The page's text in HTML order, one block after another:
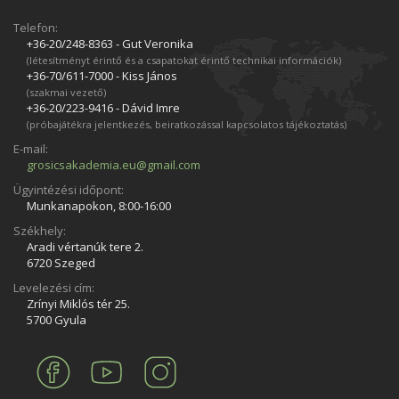
Telefon:
+36-20/248­-8363 - Gut Veronika
(létesítményt érintő és a csapatokat érintő technikai információk)
+36-70/611­-7000 - Kiss János
(szakmai vezető)
+36-20/223­-9416 - Dávid Imre
(próbajátékra jelentkezés, beiratkozással kapcsolatos tájékoztatás)
E-mail:
grosicsakademia.eu@gmail.com
Ügyintézési időpont:
Munkanapokon, 8:00-16:00
Székhely:
Aradi vértanúk tere 2.
6720 Szeged
Levelezési cím:
Zrínyi Miklós tér 25.
5700 Gyula